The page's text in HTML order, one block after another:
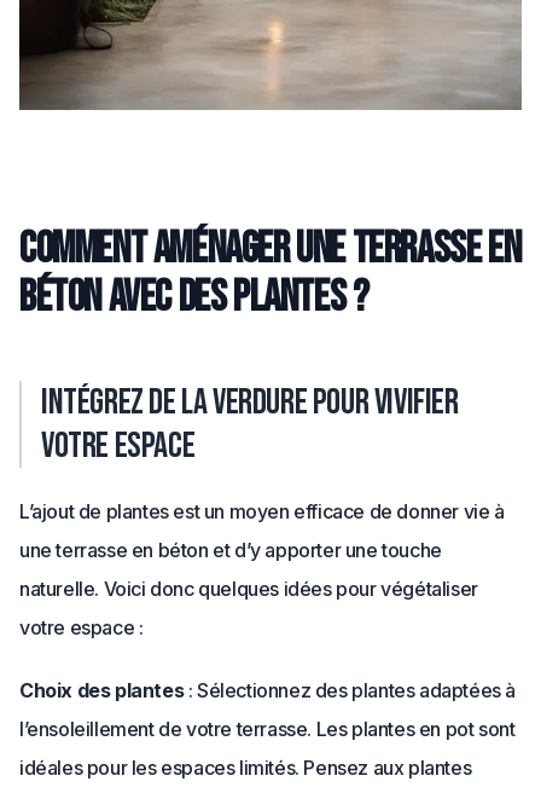
Comment aménager une terrasse en
béton avec des plantes ?
Intégrez de la verdure pour vivifier
votre espace
L’ajout de plantes est un moyen efficace de donner vie à
une terrasse en béton et d’y apporter une touche
naturelle. Voici donc quelques idées pour végétaliser
votre espace :
Choix des plantes: Sélectionnez des plantes adaptées à
l’ensoleillement de votre terrasse. Les plantes en pot sont
idéales pour les espaces limités. Pensez aux plantes